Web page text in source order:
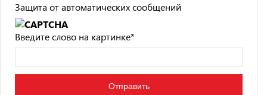
Защита от автоматических сообщений
Введите слово на картинке*